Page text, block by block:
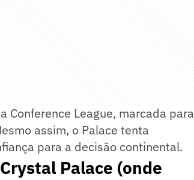
Conference League, marcada para
assim, o Palace tenta
para a decisão continental.
Palace (onde